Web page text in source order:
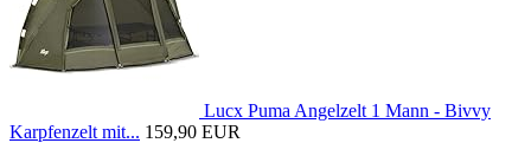
Lucx Puma Angelzelt 1 Mann - Bivvy
Karpfenzelt mit... 159,90 EUR